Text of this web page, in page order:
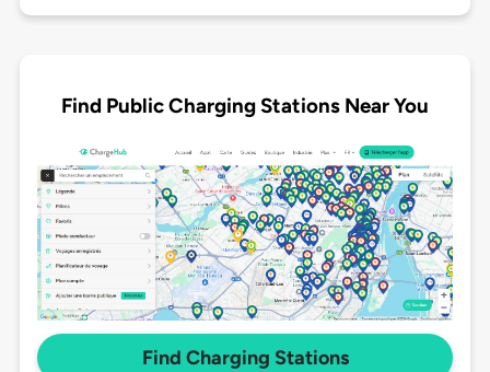
Find Public Charging Stations Near You
Find Charging Stations